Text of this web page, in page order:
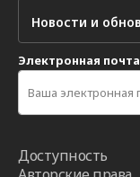
Электронная почта
Доступность